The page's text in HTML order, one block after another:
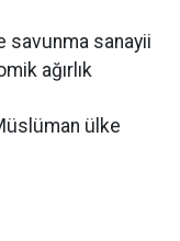
savunma sanayii
ağırlık
ülke